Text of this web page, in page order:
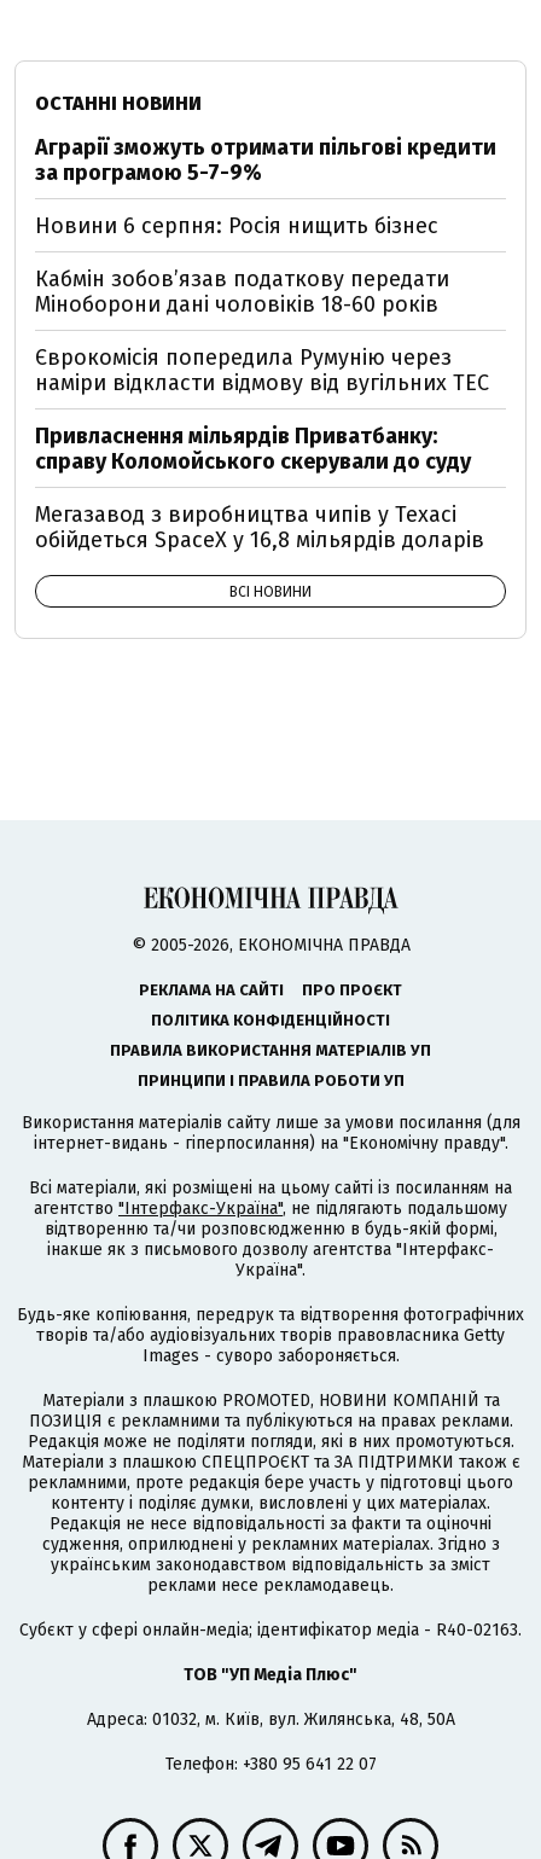
ОСТАННІ НОВИНИ
Аграрії зможуть отримати пільгові кредити
за програмою 5-7-9%
Новини 6 серпня: Росія нищить бізнес
Кабмін зобовʼязав податкову передати
Міноборони дані чоловіків 18-60 років
Єврокомісія попередила Румунію через
наміри відкласти відмову від вугільних ТЕС
Привласнення мільярдів Приватбанку:
справу Коломойського скерували до суду
Мегазавод з виробництва чипів у Техасі
обійдеться SpaceX у 16,8 мільярдів доларів
ВСІ НОВИНИ
© 2005-2026, ЕКОНОМІЧНА ПРАВДА
РЕКЛАМА НА САЙТІ
ПРО ПРОЄКТ
ПОЛІТИКА КОНФІДЕНЦІЙНОСТІ
ПРАВИЛА ВИКОРИСТАННЯ МАТЕРІАЛІВ УП
ПРИНЦИПИ І ПРАВИЛА РОБОТИ УП
Використання матеріалів сайту лише за умови посилання (для
інтернет-видань - гіперпосилання) на "Економічну правду".
Всі матеріали, які розміщені на цьому сайті із посиланням на
агентство "Інтерфакс-Україна", не підлягають подальшому
відтворенню та/чи розповсюдженню в будь-якій формі,
інакше як з письмового дозволу агентства "Інтерфакс-
Україна".
Будь-яке копіювання, передрук та відтворення фотографічних
творів та/або аудіовізуальних творів правовласника Getty
Images - суворо забороняється.
Матеріали з плашкою PROMOTED, НОВИНИ КОМПАНІЙ та
ПОЗИЦІЯ є рекламними та публікуються на правах реклами.
Редакція може не поділяти погляди, які в них промотуються.
Матеріали з плашкою СПЕЦПРОЄКТ та ЗА ПІДТРИМКИ також є
рекламними, проте редакція бере участь у підготовці цього
контенту і поділяє думки, висловлені у цих матеріалах.
Редакція не несе відповідальності за факти та оціночні
судження, оприлюднені у рекламних матеріалах. Згідно з
українським законодавством відповідальність за зміст
реклами несе рекламодавець.
Cубєкт у сфері онлайн-медіа; ідентифікатор медіа - R40-02163.
ТОВ "УП Медіа Плюс"
Адреса: 01032, м. Київ, вул. Жилянська, 48, 50А
Телефон: +380 95 641 22 07